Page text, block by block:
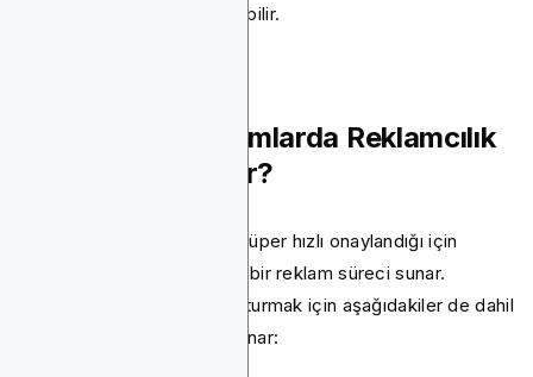
destek ve rehberlik sağlayabilir.
Blockchain-Reklamlarda Reklamcılık
Nasıl Karşılaştırılır?
Blockchain-Ads, reklamlar süper hızlı onaylandığı için
Bitmedia'ya kıyasla daha iyi bir reklam süreci sunar.
Platform, reklamlarınızı oluşturmak için aşağıdakiler de dahil
olmak üzere çeşitli yollar sunar: